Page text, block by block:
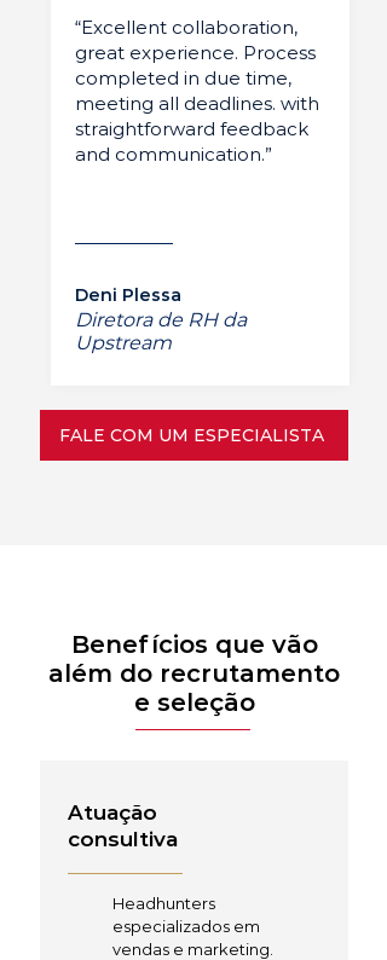
“Excellent collaboration,
great experience. Process
completed in due time,
meeting all deadlines. with
straightforward feedback
and communication.”
Deni Plessa
Diretora de RH da
Upstream
FALE COM UM ESPECIALISTA
Benefícios que vão
além do recrutamento
e seleção
Atuação
consultiva
Headhunters
especializados em
vendas e marketing.